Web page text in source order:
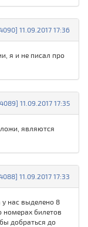
11.09.2017 17:36
я и не писал про
11.09.2017 17:35
являются
11.09.2017 17:33
у нас выделено 8
номерах билетов
добраться до